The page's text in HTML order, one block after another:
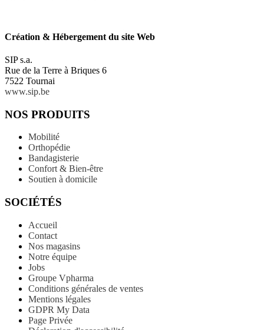
Création & Hébergement du site Web
SIP s.a.
Rue de la Terre à Briques 6
7522 Tournai
www.sip.be
NOS PRODUITS
Mobilité
Orthopédie
Bandagisterie
Confort & Bien-être
Soutien à domicile
SOCIÉTÉS
Accueil
Contact
Nos magasins
Notre équipe
Jobs
Groupe Vpharma
Conditions générales de ventes
Mentions légales
GDPR My Data
Page Privée